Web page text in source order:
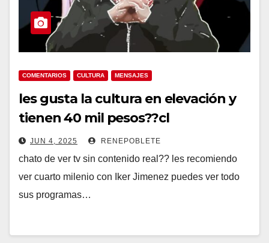
COMENTARIOS CULTURA MENSAJES
les gusta la cultura en elevación y
tienen 40 mil pesos??cl
JUN 4, 2025 RENEPOBLETE
chato de ver tv sin contenido real?? les recomiendo
ver cuarto milenio con Iker Jimenez puedes ver todo
sus programas…